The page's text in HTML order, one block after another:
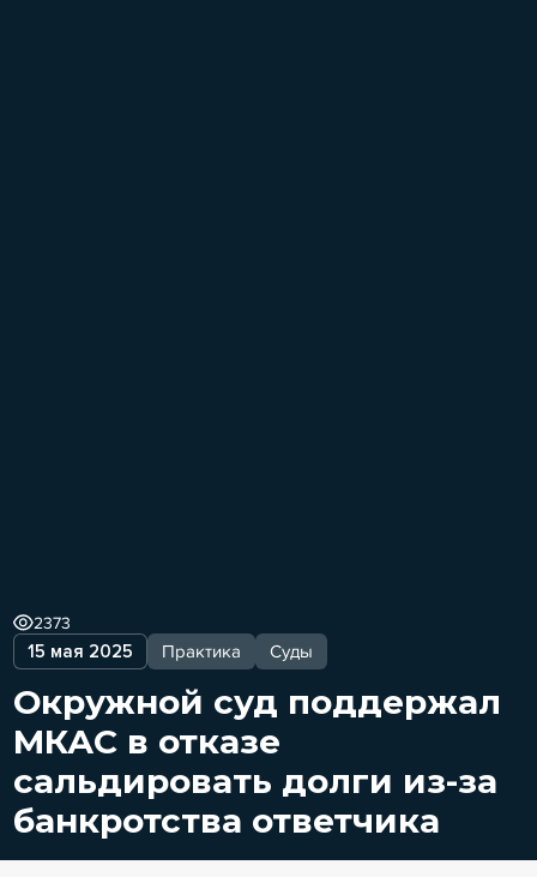
15 мая 2025 Практика Суды
2373
Окружной суд поддержал
МКАС в отказе
сальдировать долги из-за
банкротства ответчика